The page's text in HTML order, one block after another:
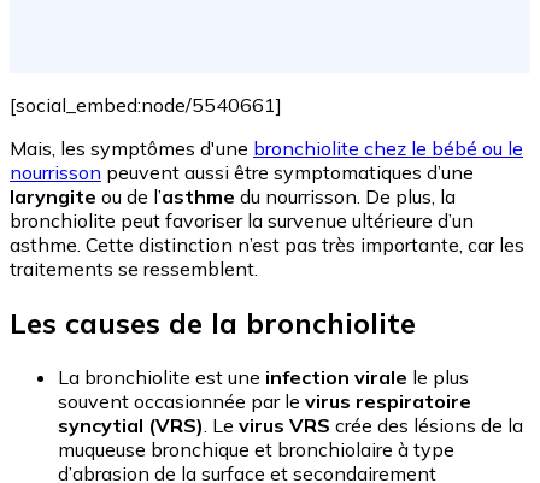
[social_embed:node/5540661]
Mais, les symptômes d'une bronchiolite chez le bébé ou le
nourrisson peuvent aussi être symptomatiques d’une
laryngite ou de l’asthme du nourrisson. De plus, la
bronchiolite peut favoriser la survenue ultérieure d’un
asthme. Cette distinction n’est pas très importante, car les
traitements se ressemblent.
Les causes de la bronchiolite
La bronchiolite est une infection virale le plus
souvent occasionnée par le virus respiratoire
syncytial (VRS) . Le virus VRS crée des lésions de la
muqueuse bronchique et bronchiolaire à type
d’abrasion de la surface et secondairement